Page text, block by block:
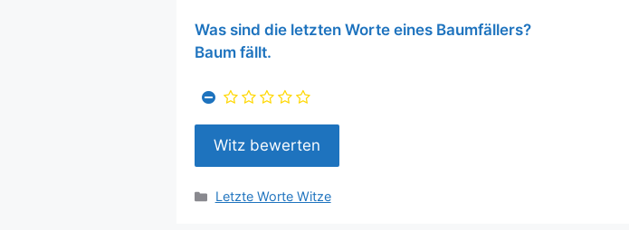
Was sind die letzten Worte eines Baumfällers?
Baum fällt.
Kategorien
Letzte Worte Witze